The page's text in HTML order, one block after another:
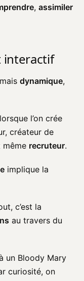
, assimiler
interactif
dynamique,
l’on crée
créateur de
même recruteur.
implique la
c’est la
au travers du
un Bloody Mary
curiosité, on